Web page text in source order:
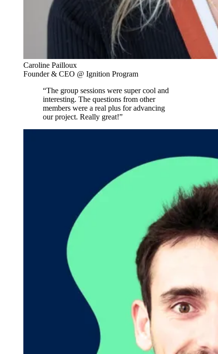
Caroline Pailloux
Founder & CEO @ Ignition Program
“The group sessions were super cool and
interesting. The questions from other
members were a real plus for advancing
our project. Really great!”